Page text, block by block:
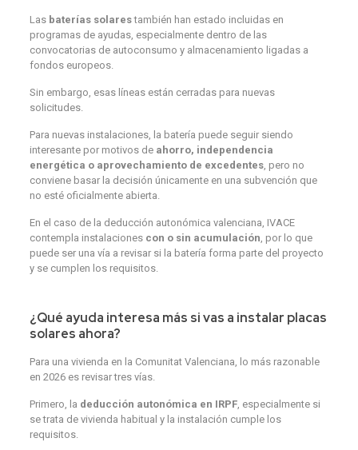
Las baterías solarestambién han estado incluidas en
programas de ayudas, especialmente dentro de las
convocatorias de autoconsumo y almacenamiento ligadas a
fondos europeos.
Sin embargo, esas líneas están cerradas para nuevas
solicitudes.
Para nuevas instalaciones, la batería puede seguir siendo
interesante por motivos de ahorro, independencia
energética o aprovechamiento de excedentes, pero no
conviene basar la decisión únicamente en una subvención que
no esté oficialmente abierta.
En el caso de la deducción autonómica valenciana, IVACE
contempla instalaciones con o sin acumulación , por lo que
puede ser una vía a revisar si la batería forma parte del proyecto
y se cumplen los requisitos.
¿Qué ayuda interesa más si vas a instalar placas
solares ahora?
Para una vivienda en la Comunitat Valenciana, lo más razonable
en 2026 es revisar tres vías.
Primero, la deducción autonómica en IRPF, especialmente si
se trata de vivienda habitual y la instalación cumple los
requisitos.